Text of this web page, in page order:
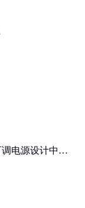
电源设计中的